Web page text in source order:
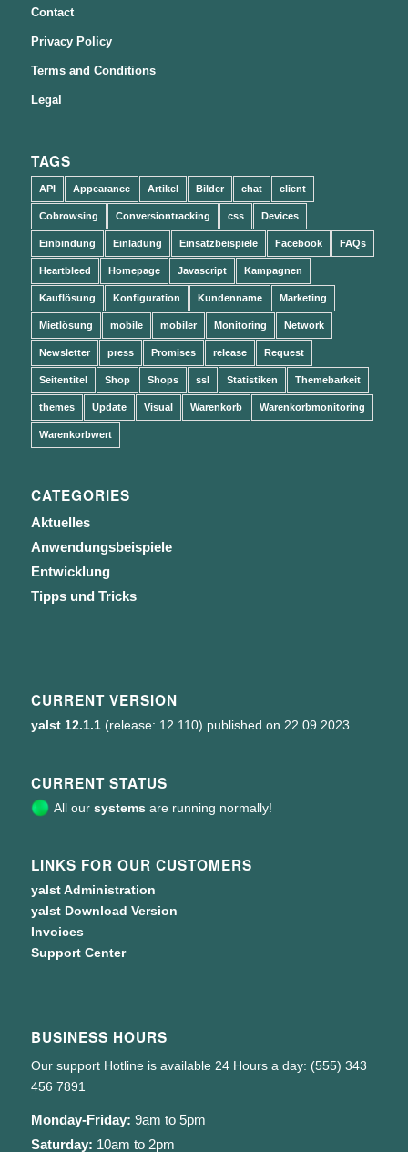
Contact
Privacy Policy
Terms and Conditions
Legal
TAGS
API Appearance Artikel Bilder chat client
Cobrowsing Conversiontracking css Devices
Einbindung Einladung Einsatzbeispiele Facebook FAQs
Heartbleed Homepage Javascript Kampagnen
Kauflösung Konfiguration Kundenname Marketing
Mietlösung mobile mobiler Monitoring Network
Newsletter press Promises release Request
Seitentitel Shop Shops ssl Statistiken Themebarkeit
themes Update Visual Warenkorb Warenkorbmonitoring
Warenkorbwert
CATEGORIES
Aktuelles
Anwendungsbeispiele
Entwicklung
Tipps und Tricks
CURRENT VERSION
yalst 12.1.1(release: 12.110) published on 22.09.2023
CURRENT STATUS
All our systems are running normally!
LINKS FOR OUR CUSTOMERS
yalst Administration
yalst Download Version
Invoices
Support Center
BUSINESS HOURS
Our support Hotline is available 24 Hours a day: (555) 343
456 7891
Monday-Friday: 9am to 5pm
Saturday: 10am to 2pm